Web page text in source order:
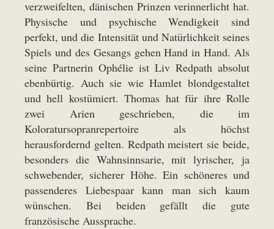
verzweifelten, dänischen Prinzen verinnerlicht hat.
Physische und psychische Wendigkeit sind
perfekt, und die Intensität und Natürlichkeit seines
Spiels und des Gesangs gehen Hand in Hand. Als
seine Partnerin Ophélie ist Liv Redpath absolut
ebenbürtig. Auch sie wie Hamlet blondgestaltet
und hell kostümiert. Thomas hat für ihre Rolle
zwei Arien geschrieben, die im
Koloratursopranrepertoire als höchst
herausfordernd gelten. Redpath meistert sie beide,
besonders die Wahnsinnsarie, mit lyrischer, ja
schwebender, sicherer Höhe. Ein schöneres und
passenderes Liebespaar kann man sich kaum
wünschen. Bei beiden gefällt die gute
französische Aussprache.